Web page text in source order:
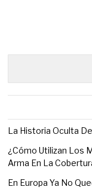
La Historia Oculta
¿Cómo Utilizan Los
Arma En La
En Europa Ya No